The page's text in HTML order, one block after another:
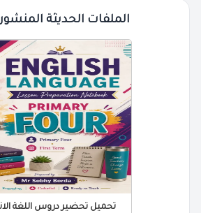
الملفات الحديثة
تحميل تحضير دروس اللغة